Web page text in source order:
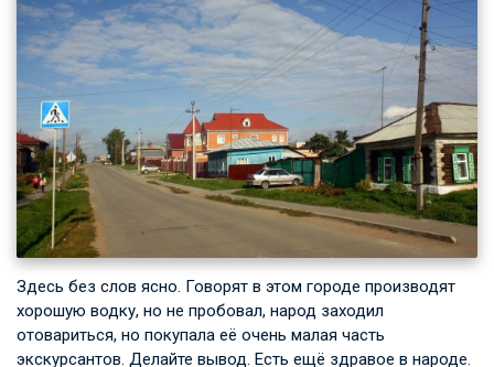
Здесь без слов ясно. Говорят в этом городе производят
хорошую водку, но не пробовал, народ заходил
отовариться, но покупала её очень малая часть
экскурсантов. Делайте вывод. Есть ещё здравое в народе.